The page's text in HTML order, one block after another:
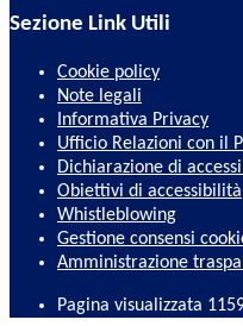
Sezione Link Utili
Cookie policy
Note legali
Informativa Privacy
Ufficio Relazioni con il
Dichiarazione di
Obiettivi di accessibilità
Whistleblowing
Gestione consensi
Amministrazione
Pagina visualizzata